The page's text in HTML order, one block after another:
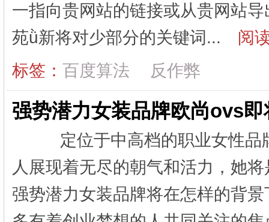
一指向贵网站的链接或从贵网站
苑ǜ新将对少部分的关键词...
阅
标签： 百度算法 反作弊
强势潜力女装品牌欧尚ovs
定位于中高档的职业女性品
人展现着无尽的朝气和活力，她
强势潜力女装品牌将在怎样的背